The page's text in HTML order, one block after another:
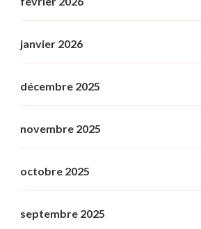
janvier 2026
décembre 2025
novembre 2025
octobre 2025
septembre 2025